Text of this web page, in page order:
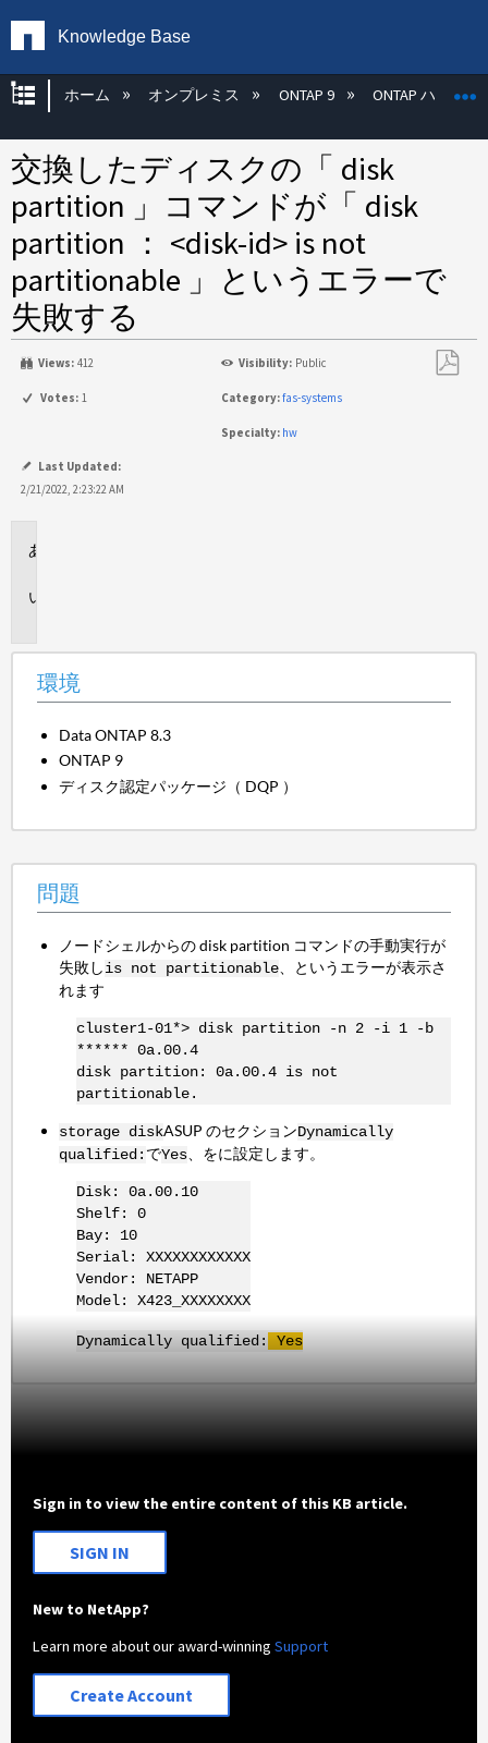
Knowledge Base
グローバル階層を展開/折りたたむ
ホーム オンプレミス ONTAP 9 ONTAP ハード
交換したディスクの「 disk
partition 」コマンドが「 disk
partition ： <disk-id> is not
partitionable 」というエラーで
失敗する
Views: 412 Visibility: Public
Votes: 1 Category:fas-systems
Specialty: hw
Last Updated:
2/21/2022, 2:23:22 AM
環境
Data ONTAP 8.3
ONTAP 9
ディスク認定パッケージ（ DQP ）
問題
ノードシェルからの disk partition コマンドの手動実行が
失敗しis not partitionable 、というエラーが表示さ
れます
cluster1-01*> disk partition -n 2 -i 1 -b
****** 0a.00.4
disk partition: 0a.00.4 is not
partitionable.
storage diskASUP のセクションDynamically
qualified: でYes 、をに設定します。
Disk: 0a.00.10
Shelf: 0
Bay: 10
Serial: XXXXXXXXXXXX
Vendor: NETAPP
Model: X423_XXXXXXXX
Dynamically qualified: Yes
Sign in to view the entire content of this KB article.
SIGN IN
New to NetApp?
Learn more about our award-winningSupport
Create Account